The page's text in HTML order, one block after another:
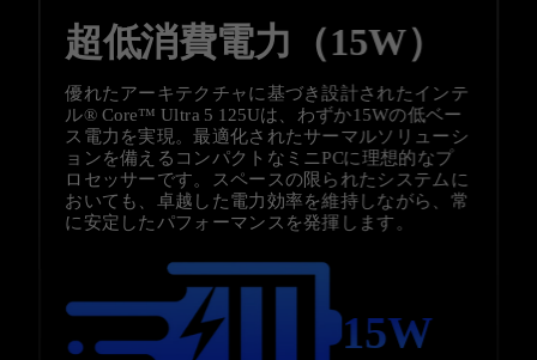
超低消費電力（15W）
優れたアーキテクチャに基づき設計されたインテ
ル® Core™ Ultra 5 125Uは、わずか15Wの低ベー
ス電力を実現。最適化されたサーマルソリューシ
ョンを備えるコンパクトなミニPCに理想的なプ
ロセッサーです。スペースの限られたシステムに
おいても、卓越した電力効率を維持しながら、常
に安定したパフォーマンスを発揮します。
15W